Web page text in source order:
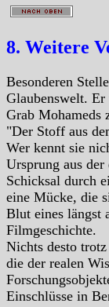
8. Weitere
Besonderen
Glaubenswelt.
Grab Mohameds
"Der Stoff aus
Wer kennt sie
Ursprung aus
Schicksal durch
eine Mücke, die
Blut eines längst
Filmgeschichte.
Nichts desto
die der realen
Einschlüsse in